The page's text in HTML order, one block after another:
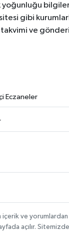
yoğunluğu
gibi
takvimi ve
Eczaneler
içerik ve
açılır.